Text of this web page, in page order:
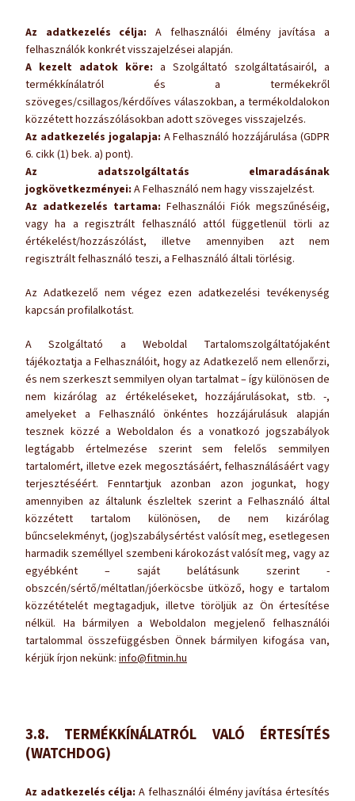
Az adatkezelés célja:A felhasználói élmény javítása a
felhasználók konkrét visszajelzései alapján.
A kezelt adatok köre: a Szolgáltató szolgáltatásairól, a
termékkínálatról és a termékekről
szöveges/csillagos/kérdőíves válaszokban, a termékoldalokon
közzétett hozzászólásokban adott szöveges visszajelzés.
Az adatkezelés jogalapja: A Felhasználó hozzájárulása (GDPR
6. cikk (1) bek. a) pont).
Az adatszolgáltatás elmaradásának
jogkövetkezményei: A Felhasználó nem hagy visszajelzést.
Az adatkezelés tartama: Felhasználói Fiók megszűnéséig,
vagy ha a regisztrált felhasználó attól függetlenül törli az
értékelést/hozzászólást, illetve amennyiben azt nem
regisztrált felhasználó teszi, a Felhasználó általi törlésig.
Az Adatkezelő nem végez ezen adatkezelési tevékenység
kapcsán profilalkotást.
A Szolgáltató a Weboldal Tartalomszolgáltatójaként
tájékoztatja a Felhasználóit, hogy az Adatkezelő nem ellenőrzi,
és nem szerkeszt semmilyen olyan tartalmat – így különösen de
nem kizárólag az értékeléseket, hozzájárulásokat, stb. -,
amelyeket a Felhasználó önkéntes hozzájárulásuk alapján
tesznek közzé a Weboldalon és a vonatkozó jogszabályok
legtágabb értelmezése szerint sem felelős semmilyen
tartalomért, illetve ezek megosztásáért, felhasználásáért vagy
terjesztéséért. Fenntartjuk azonban azon jogunkat, hogy
amennyiben az általunk észleltek szerint a Felhasználó által
közzétett tartalom különösen, de nem kizárólag
bűncselekményt, (jog)szabálysértést valósít meg, esetlegesen
harmadik személlyel szembeni károkozást valósít meg, vagy az
egyébként – saját belátásunk szerint -
obszcén/sértő/méltatlan/jóerköcsbe ütköző, hogy e tartalom
közzétételét megtagadjuk, illetve töröljük az Ön értesítése
nélkül. Ha bármilyen a Weboldalon megjelenő felhasználói
tartalommal összefüggésben Önnek bármilyen kifogása van,
kérjük írjon nekünk: info@fitmin.hu
3.8. TERMÉKKÍNÁLATRÓL VALÓ ÉRTESÍTÉS
(WATCHDOG)
Az adatkezelés célja:A felhasználói élmény javítása értesítés